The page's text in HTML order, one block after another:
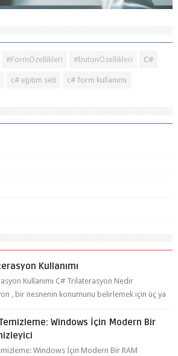
#FormÖzellikleri #butonÖzellikleri C#
c# eğitim seti c# form kullanımı
Kullanımı
Kullanımı C# Trilaterasyon Nedir
, bir nesnenin konumunu belirlemek için üç ya
Windows İçin Modern Bir
Windows İçin Modern Bir RAM